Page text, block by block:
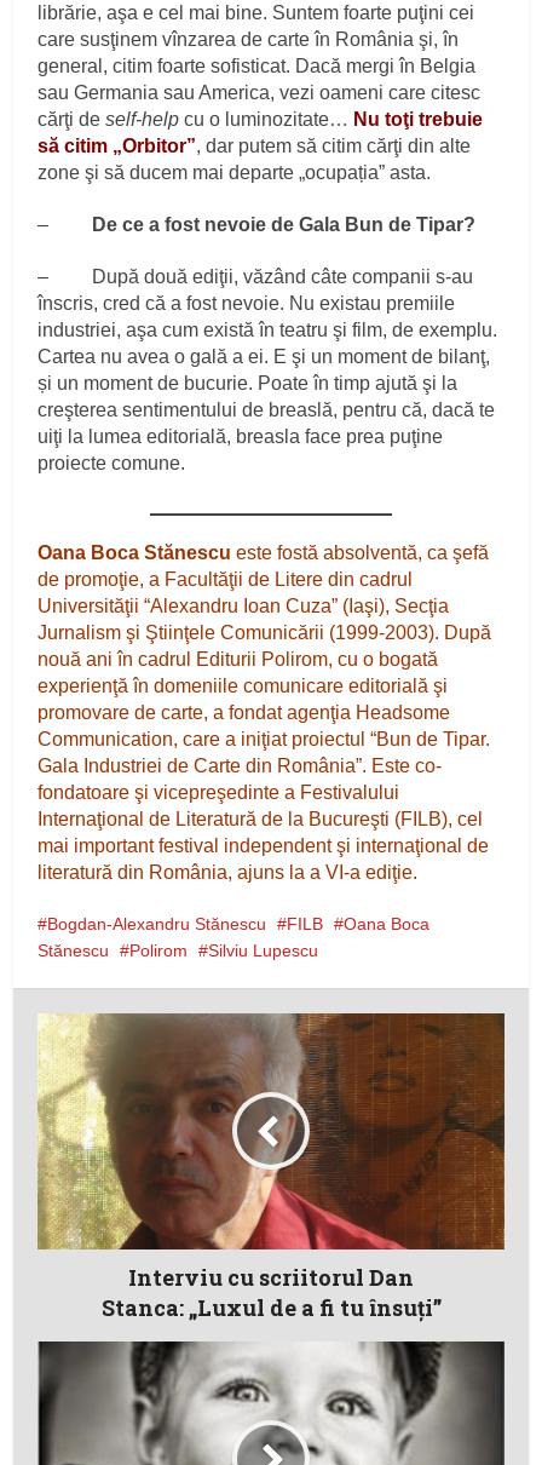
librărie, aşa e cel mai bine. Suntem foarte puţini cei
care susţinem vînzarea de carte în România şi, în
general, citim foarte sofisticat. Dacă mergi în Belgia
sau Germania sau America, vezi oameni care citesc
cărţi deself-help cu o luminozitate… Nu toţi trebuie
să citim „Orbitor”, dar putem să citim cărţi din alte
zone şi să ducem mai departe „ocupația” asta.
– De ce a fost nevoie de Gala Bun de Tipar?
– După două ediţii, văzând câte companii s-au
înscris, cred că a fost nevoie. Nu existau premiile
industriei, aşa cum există în teatru şi film, de exemplu.
Cartea nu avea o gală a ei. E şi un moment de bilanţ,
și un moment de bucurie. Poate în timp ajută şi la
creşterea sentimentului de breaslă, pentru că, dacă te
uiţi la lumea editorială, breasla face prea puţine
proiecte comune.
Oana Boca Stănescu este fostă absolventă, ca şefă
de promoţie, a Facultăţii de Litere din cadrul
Universităţii “Alexandru Ioan Cuza” (Iaşi), Secţia
Jurnalism şi Ştiinţele Comunicării (1999-2003). După
nouă ani în cadrul Editurii Polirom, cu o bogată
experienţă în domeniile comunicare editorială şi
promovare de carte, a fondat agenţia Headsome
Communication, care a iniţiat proiectul “Bun de Tipar.
Gala Industriei de Carte din România”. Este co-
fondatoare şi vicepreşedinte a Festivalului
Internaţional de Literatură de la Bucureşti (FILB), cel
mai important festival independent şi internaţional de
literatură din România, ajuns la a VI-a ediţie.
Bogdan-Alexandru Stănescu FILB
Oana Boca
Stănescu
Polirom Silviu Lupescu
Interviu cu scriitorul Dan
Stanca: „Luxul de a fi tu însuţi”